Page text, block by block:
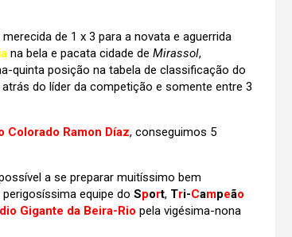
de 1 x 3 para a novata e aguerrida
na bela e pacata cidade de Mirassol,
quinta posição na tabela de classificação do
do líder da competição e somente entre 3
Colorado Ramon Díaz, conseguimos 5
a se preparar muitíssimo bem
equipe do Sport, Tri-Campeão
Gigante da Beira-Rio pela vigésima-nona